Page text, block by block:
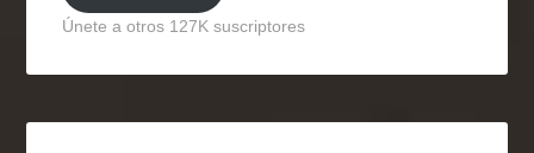
Únete a otros 127K suscriptores